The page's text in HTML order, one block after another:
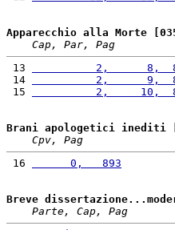
Apparecchio alla Morte
Cap, Par, Pag
13
2,      8,
14
2,      9,
15
2,     10,
Brani apologetici inediti
Cpv, Pag
16
      0,   893
Breve
Parte, Cap, Pag